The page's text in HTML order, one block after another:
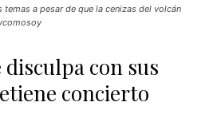
a pesar de que la cenizas del volcán
con sus
concierto